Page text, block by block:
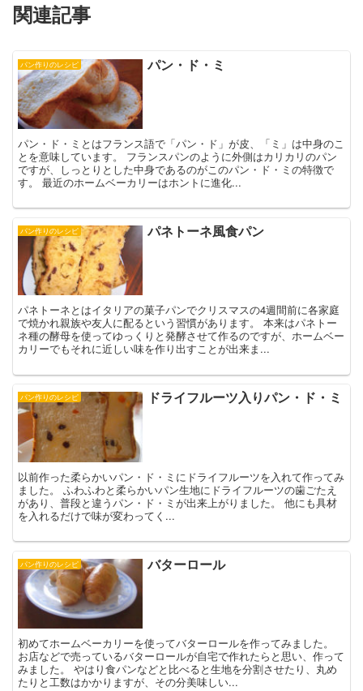
関連記事
パン作りのレシピ パン・ド・ミ
パン・ド・ミとはフランス語で「パン・ド」が皮、「ミ」は中身のこ
とを意味しています。 フランスパンのように外側はカリカリのパン
ですが、しっとりとした中身であるのがこのパン・ド・ミの特徴で
す。 最近のホームベーカリーはホントに進化...
パン作りのレシピ パネトーネ風食パン
パネトーネとはイタリアの菓子パンでクリスマスの4週間前に各家庭
で焼かれ親族や友人に配るという習慣があります。 本来はパネトー
ネ種の酵母を使ってゆっくりと発酵させて作るのですが、ホームベー
カリーでもそれに近しい味を作り出すことが出来ま...
パン作りのレシピ ドライフルーツ入りパン・ド・ミ
以前作った柔らかいパン・ド・ミにドライフルーツを入れて作ってみ
ました。 ふわふわと柔らかいパン生地にドライフルーツの歯ごたえ
があり、普段と違うパン・ド・ミが出来上がりました。 他にも具材
を入れるだけで味が変わってく...
パン作りのレシピ バターロール
初めてホームベーカリーを使ってバターロールを作ってみました。
お店などで売っているバターロールが自宅で作れたらと思い、作って
みました。 やはり食パンなどと比べると生地を分割させたり、丸め
たりと工数はかかりますが、その分美味しい...